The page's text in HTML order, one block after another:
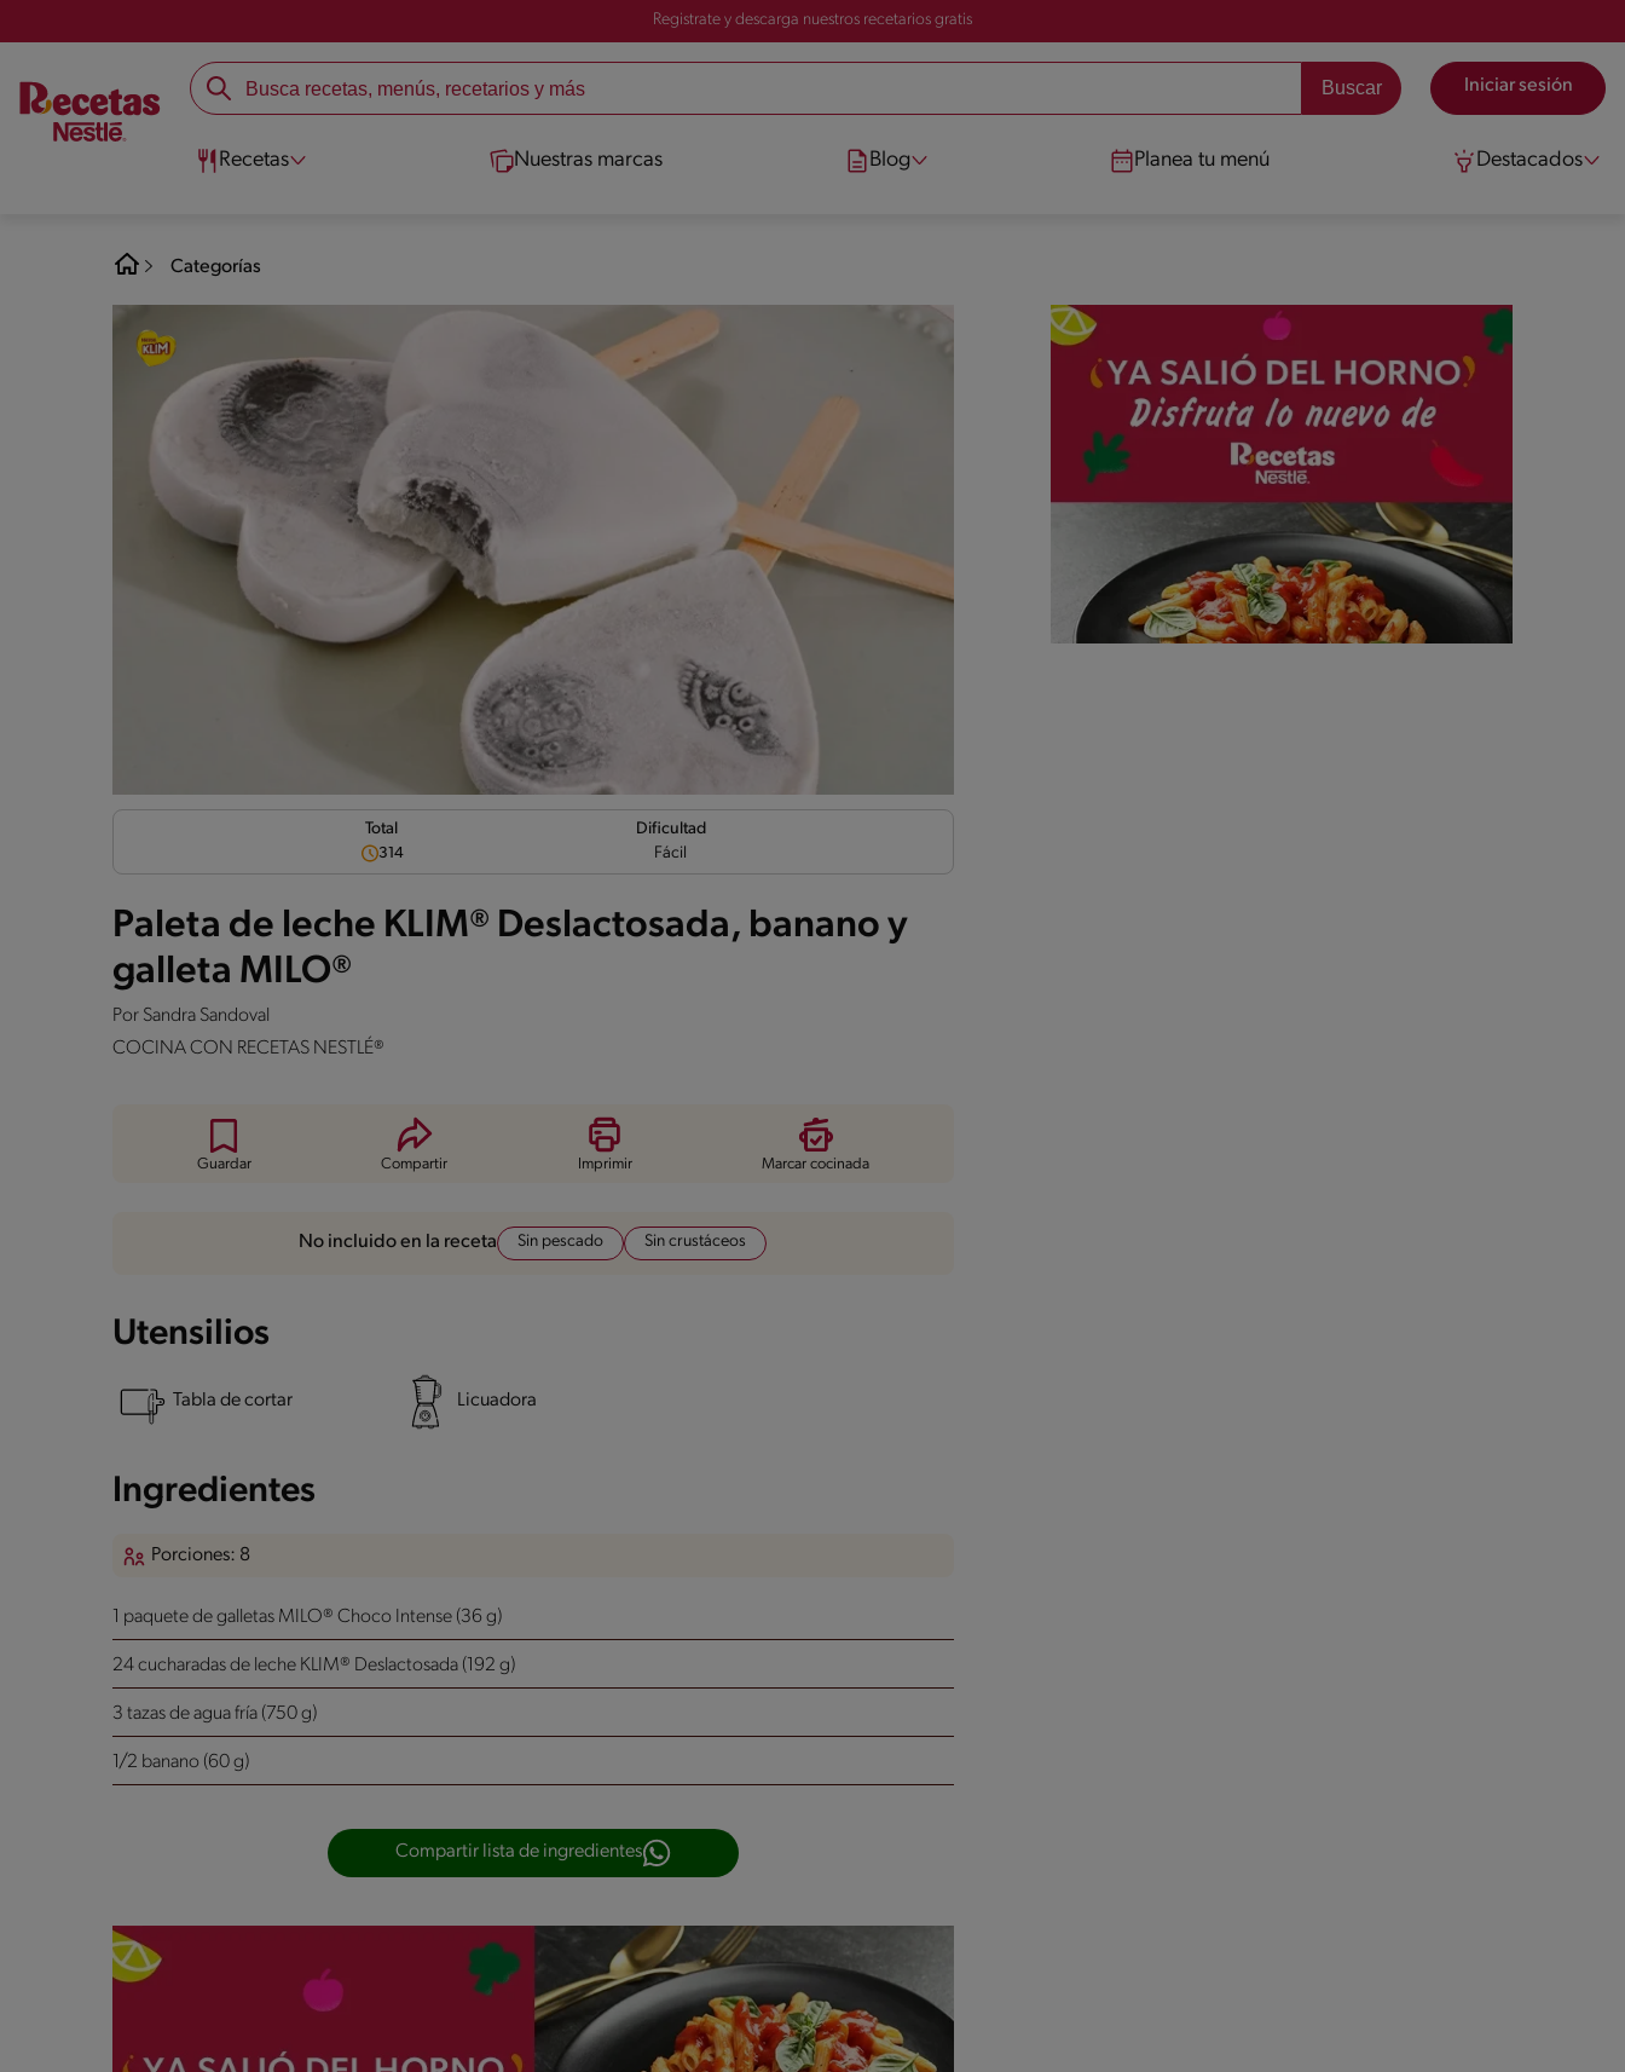
Registrate y descarga nuestros recetarios gratis
Iniciar sesión
Recetas Nuestras marcas Blog Planea tu menú Destacados
Categorías
Total
314
Dificultad
Fácil
Paleta de leche KLIM® Deslactosada, banano y
galleta MILO®
Por Sandra Sandoval
COCINA CON RECETAS NESTLÉ®
Guardar Compartir Imprimir Marcar cocinada
No incluido en la receta Sin pescado Sin crustáceos
Utensilios
Tabla de cortar Licuadora
Ingredientes
Porciones: 8
1 paquete de galletas MILO® Choco Intense (36 g)
24 cucharadas de leche KLIM® Deslactosada (192 g)
3 tazas de agua fría (750 g)
1/2 banano (60 g)
Compartir lista de ingredientes